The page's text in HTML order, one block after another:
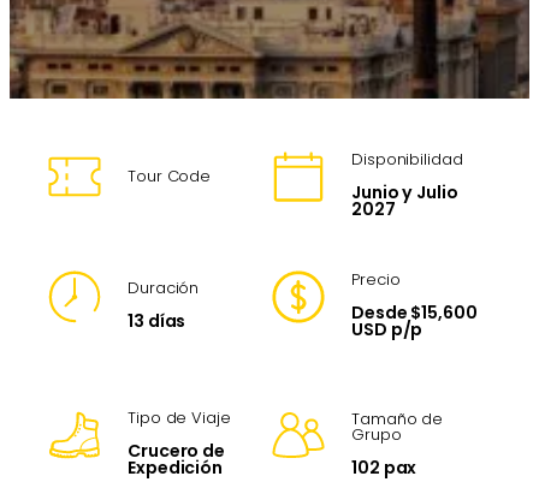
Tour Code
Disponibilidad
Junio y Julio
2027
Duración
13 días
Precio
Desde $15,600
USD p/p
Tipo de Viaje
Crucero de
Expedición
Tamaño de
Grupo
102 pax